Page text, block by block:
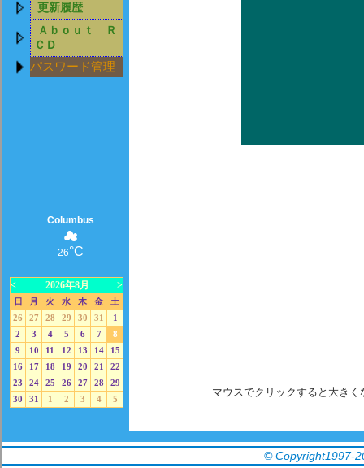
更新履歴
Ａｂｏｕｔ Ｒ
ＣＤ
パスワード管理
Columbus
☁
26°C
< 2026年8月 >
日 月 火 水 木 金
土
26
27 28 29 30 31
1
2
3 4 5 6 7
8
9
10 11 12 13 14
15
16
17 18 19 20 21
22
23
24 25 26 27 28
29
30
31 1 2 3 4 5
マウスでクリックすると大きく
©Copyright1997-